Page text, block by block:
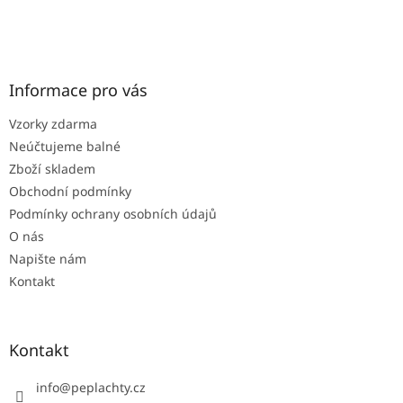
Informace pro vás
Vzorky zdarma
Neúčtujeme balné
Zboží skladem
Obchodní podmínky
Podmínky ochrany osobních údajů
O nás
Napište nám
Kontakt
Kontakt
info@peplachty.cz